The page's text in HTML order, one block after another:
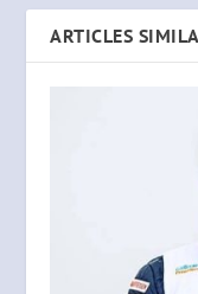
ARTICLES